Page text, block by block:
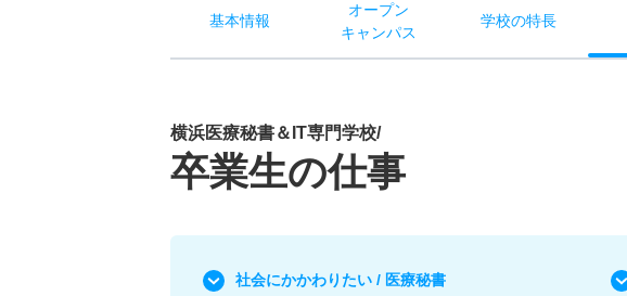
基本情報
オープン
キャンパス
学校の特長
横浜医療秘書＆IT専門学校/
卒業生の仕事
社会にかかわりたい / 医療秘書